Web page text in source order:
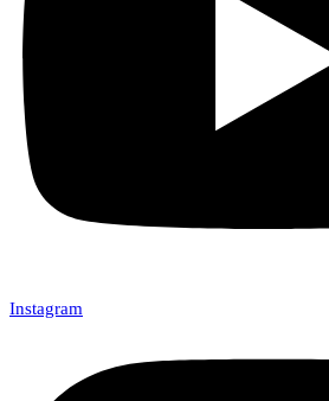
Instagram